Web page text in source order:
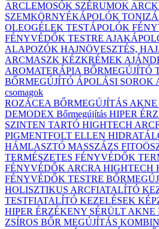
ARCLEMOSÓK SZÉRUMOK
SZEMKÖRNYÉKÁPOLÓK
OLEOGÉLEK TESTÁPOLÓK
FÉNYVÉDŐK TESTRE
ALAPOZÓK HAJNÖVESZTÉS,
ARCMASZK KÉZKRÉMEK
AROMATERÁPIA BŐRMEGÚJÍTÓ
BŐRMEGÚJÍTÓ ÁPOLÁSI SOROK
csomagok
ROZÁCEA BŐRMEGÚJÍTÁS AKNE
DEMODEX Bőrmegújítás HIPER
SZINTEN TARTÓ HIGHTECH
PIGMENTFOLT ELLEN
HÁMLASZTÓ MASSZÁZS
TERMÉSZETES FÉNYVÉDŐK
FÉNYVÉDŐK ARCRA HIGHTECH
FÉNYVÉDŐK TESTRE
HOLISZTIKUS ARCFIATALÍTÓ
TESTFIATALÍTÓ KEZELÉSEK
HIPER ÉRZÉKENY SÉRÜLT AKNE
ZSÍROS BŐR MEGÚJÍTÁS